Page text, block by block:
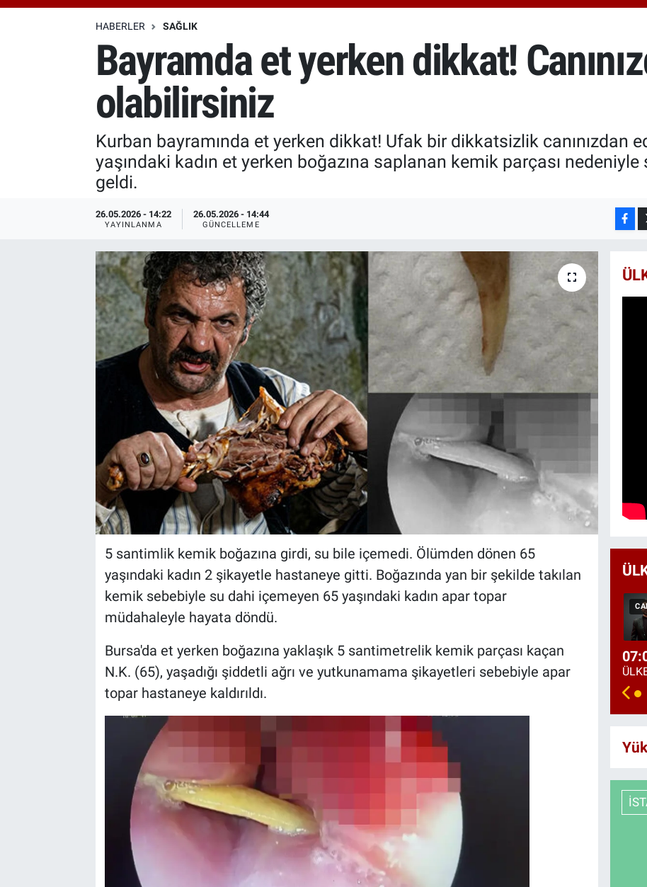
HABERLER SAĞLIK
Bayramda et yerken dikkat!
olabilirsiniz
Kurban bayramında et yerken dikkat! Ufak bir dikkatsizlik canınızdan
yaşındaki kadın et yerken boğazına saplanan kemik parçası
geldi.
26.05.2026 - 14:22
YAYINLANMA
26.05.2026 - 14:44
GÜNCELLEME
5 santimlik kemik boğazına girdi, su bile içemedi. Ölümden dönen 65
yaşındaki kadın 2 şikayetle hastaneye gitti. Boğazında yan bir şekilde takılan
kemik sebebiyle su dahi içemeyen 65 yaşındaki kadın apar topar
müdahaleyle hayata döndü.
Bursa'da et yerken boğazına yaklaşık 5 santimetrelik kemik parçası kaçan
N.K. (65), yaşadığı şiddetli ağrı ve yutkunamama şikayetleri sebebiyle apar
topar hastaneye kaldırıldı.
Özel Haberler
Özel Haberler
Erişim Bilgileri
Haber Arşivi